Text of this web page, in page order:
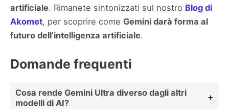
artificiale. Rimanete sintonizzati sul nostro Blog di
Akomet, per scoprire come Gemini darà forma al
futuro dell’intelligenza artificiale.
Domande frequenti
Cosa rende Gemini Ultra diverso dagli altri
modelli di AI?